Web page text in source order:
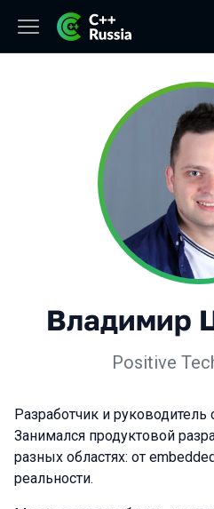
Владимир
Positive
Разработчик и
Занимался продуктовой
разных областях: от
реальности.